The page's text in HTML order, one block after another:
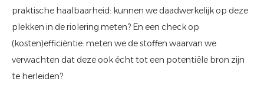
praktische haalbaarheid: kunnen we daadwerkelijk op deze
plekken in de riolering meten? En een check op
(kosten)efficiëntie: meten we de stoffen waarvan we
verwachten dat deze ook écht tot een potentiële bron zijn
te herleiden?